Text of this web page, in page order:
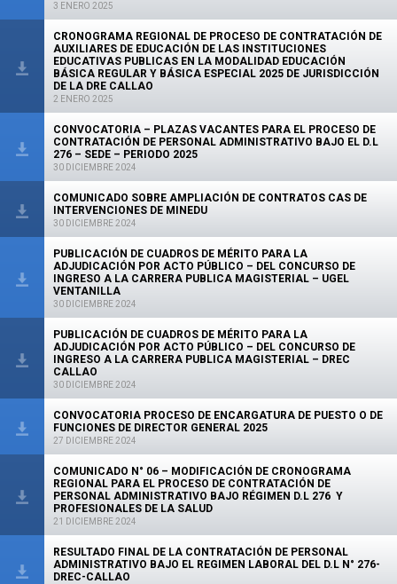
3 ENERO 2025
CRONOGRAMA REGIONAL DE PROCESO DE CONTRATACIÓN DE
AUXILIARES DE EDUCACIÓN DE LAS INSTITUCIONES
EDUCATIVAS PUBLICAS EN LA MODALIDAD EDUCACIÓN
BÁSICA REGULAR Y BÁSICA ESPECIAL 2025 DE JURISDICCIÓN
DE LA DRE CALLAO
2 ENERO 2025
CONVOCATORIA – PLAZAS VACANTES PARA EL PROCESO DE
CONTRATACIÓN DE PERSONAL ADMINISTRATIVO BAJO EL D.L
276 – SEDE – PERIODO 2025
30 DICIEMBRE 2024
COMUNICADO SOBRE AMPLIACIÓN DE CONTRATOS CAS DE
INTERVENCIONES DE MINEDU
30 DICIEMBRE 2024
PUBLICACIÓN DE CUADROS DE MÉRITO PARA LA
ADJUDICACIÓN POR ACTO PÚBLICO – DEL CONCURSO DE
INGRESO A LA CARRERA PUBLICA MAGISTERIAL – UGEL
VENTANILLA
30 DICIEMBRE 2024
PUBLICACIÓN DE CUADROS DE MÉRITO PARA LA
ADJUDICACIÓN POR ACTO PÚBLICO – DEL CONCURSO DE
INGRESO A LA CARRERA PUBLICA MAGISTERIAL – DREC
CALLAO
30 DICIEMBRE 2024
CONVOCATORIA PROCESO DE ENCARGATURA DE PUESTO O DE
FUNCIONES DE DIRECTOR GENERAL 2025
27 DICIEMBRE 2024
COMUNICADO N° 06 – MODIFICACIÓN DE CRONOGRAMA
REGIONAL PARA EL PROCESO DE CONTRATACIÓN DE
PERSONAL ADMINISTRATIVO BAJO RÉGIMEN D.L 276 Y
PROFESIONALES DE LA SALUD
21 DICIEMBRE 2024
RESULTADO FINAL DE LA CONTRATACIÓN DE PERSONAL
ADMINISTRATIVO BAJO EL REGIMEN LABORAL DEL D.L N° 276-
DREC-CALLAO